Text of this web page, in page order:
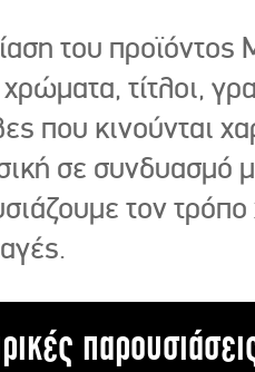
του προϊόντος
τίτλοι,
που κινούνται
σε συνδυασμό
τον